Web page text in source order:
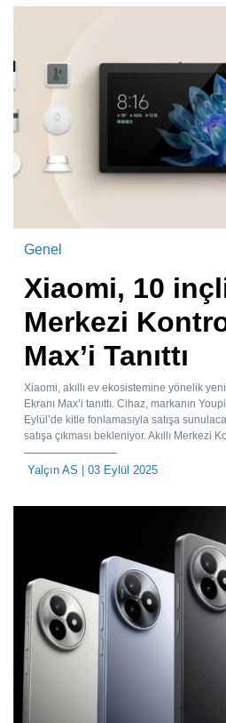
Genel
Xiaomi, 10
Merkezi
Max’i Tanıttı
Xiaomi, akıllı ev ekosistemine yönelik
Ekranı Max’i tanıttı. Cihaz, markanın
Eylül’de kitle fonlamasıyla satışa
satışa çıkması bekleniyor. Akıllı Merkezi
Yalçın AS | 03 Eylül 2025